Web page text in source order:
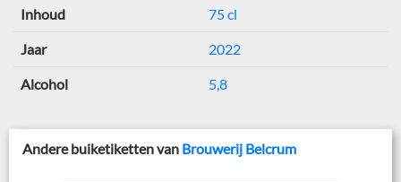
Inhoud 75 cl
Jaar 2022
Alcohol 5,8
Andere buiketiketten van Brouwerij Belcrum